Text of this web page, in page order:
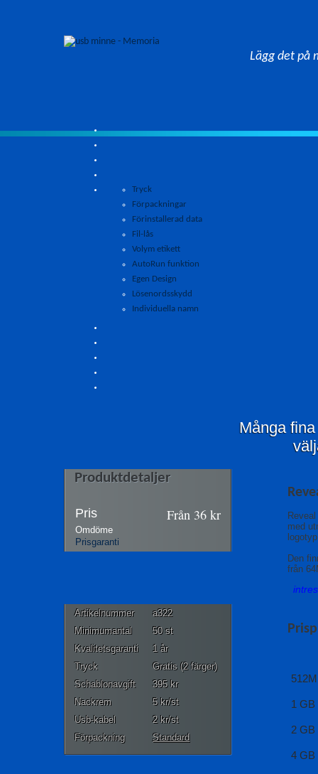
Lägg det på
Tryck
Förpackningar
Förinstallerad data
Fil-lås
Volym etikett
AutoRun funktion
Egen Design
Lösenordsskydd
Individuella namn
Många
Produktdetaljer
Pris Från 36 kr
Omdöme
Prisgaranti
Artikelnummer
a322
Minimumantal
50 st
Kvalitetsgaranti
1 år
Tryck
Gratis (2 färger)
Schablonavgift
395 kr
Nackrem
5 kr/st
Usb-kabel
2 kr/st
Förpackning
Standard
med
Den
från
1 GB
2 GB
4 GB